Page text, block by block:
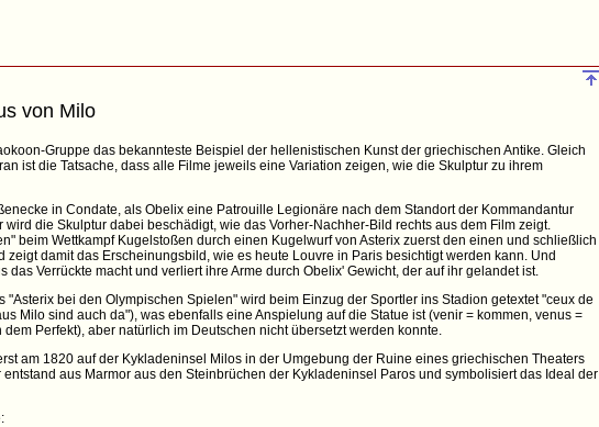
von Milo
Gruppe das bekannteste Beispiel der hellenistischen Kunst der griechischen Antike. Gleich
ist die Tatsache, dass alle Filme jeweils eine Variation zeigen, wie die Skulptur zu ihrem
in Condate, als Obelix eine Patrouille Legionäre nach dem Standort der Kommandantur
die Skulptur dabei beschädigt, wie das Vorher-Nachher-Bild rechts aus dem Film zeigt.
beim Wettkampf Kugelstoßen durch einen Kugelwurf von Asterix zuerst den einen und schließlich
damit das Erscheinungsbild, wie es heute Louvre in Paris besichtigt werden kann. Und
Verrückte macht und verliert ihre Arme durch Obelix' Gewicht, der auf ihr gelandet ist.
bei den Olympischen Spielen" wird beim Einzug der Sportler ins Stadion getextet "ceux de
Milo sind auch da"), was ebenfalls eine Anspielung auf die Statue ist (venir = kommen, venus =
Perfekt), aber natürlich im Deutschen nicht übersetzt werden konnte.
am 1820 auf der Kykladeninsel Milos in der Umgebung der Ruine eines griechischen Theaters
aus Marmor aus den Steinbrüchen der Kykladeninsel Paros und symbolisiert das Ideal der